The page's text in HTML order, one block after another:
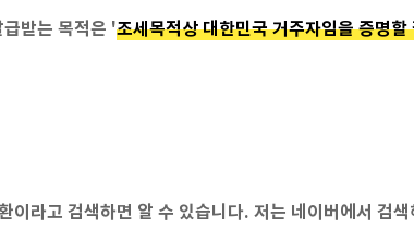
받는 목적은 '조세목적상 대한민국 거주자임을 증명할
라고 검색하면 알 수 있습니다. 저는 네이버에서 검색